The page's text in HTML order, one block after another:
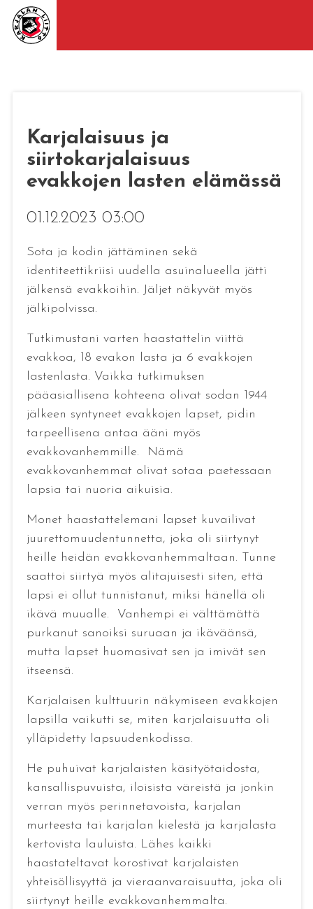
Karjalaisuus ja
siirtokarjalaisuus
evakkojen lasten elämässä
01.12.2023 03:00
Sota ja kodin jättäminen sekä
identiteettikriisi uudella asuinalueella jätti
jälkensä evakkoihin. Jäljet näkyvät myös
jälkipolvissa.
Tutkimustani varten haastattelin viittä
evakkoa, 18 evakon lasta ja 6 evakkojen
lastenlasta. Vaikka tutkimuksen
pääasiallisena kohteena olivat sodan 1944
jälkeen syntyneet evakkojen lapset, pidin
tarpeellisena antaa ääni myös
evakkovanhemmille. Nämä
evakkovanhemmat olivat sotaa paetessaan
lapsia tai nuoria aikuisia.
Monet haastattelemani lapset kuvailivat
juurettomuudentunnetta, joka oli siirtynyt
heille heidän evakkovanhemmaltaan. Tunne
saattoi siirtyä myös alitajuisesti siten, että
lapsi ei ollut tunnistanut, miksi hänellä oli
ikävä muualle. Vanhempi ei välttämättä
purkanut sanoiksi suruaan ja ikäväänsä,
mutta lapset huomasivat sen ja imivät sen
itseensä.
Karjalaisen kulttuurin näkymiseen evakkojen
lapsilla vaikutti se, miten karjalaisuutta oli
ylläpidetty lapsuudenkodissa.
He puhuivat karjalaisten käsityötaidosta,
kansallispuvuista, iloisista väreistä ja jonkin
verran myös perinnetavoista, karjalan
murteesta tai karjalan kielestä ja karjalasta
kertovista lauluista. Lähes kaikki
haastateltavat korostivat karjalaisten
yhteisöllisyyttä ja vieraanvaraisuutta, joka oli
siirtynyt heille evakkovanhemmalta.